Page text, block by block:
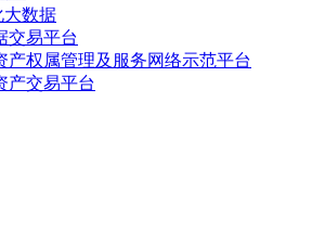
大数据
交易平台
产权属管理及服务网络示范平台
产交易平台